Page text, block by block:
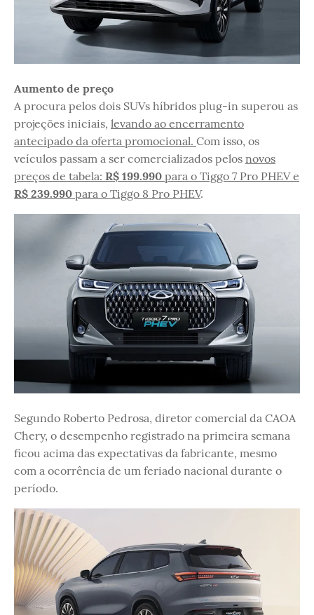
Aumento de preço
A procura pelos dois SUVs híbridos plug-in superou as
projeções iniciais, levando ao encerramento
antecipado da oferta promocional. Com isso, os
veículos passam a ser comercializados pelos novos
preços de tabela: R$ 199.990 para o Tiggo 7 Pro PHEV e
R$ 239.990 para o Tiggo 8 Pro PHEV.
Segundo Roberto Pedrosa, diretor comercial da CAOA
Chery, o desempenho registrado na primeira semana
ficou acima das expectativas da fabricante, mesmo
com a ocorrência de um feriado nacional durante o
período.